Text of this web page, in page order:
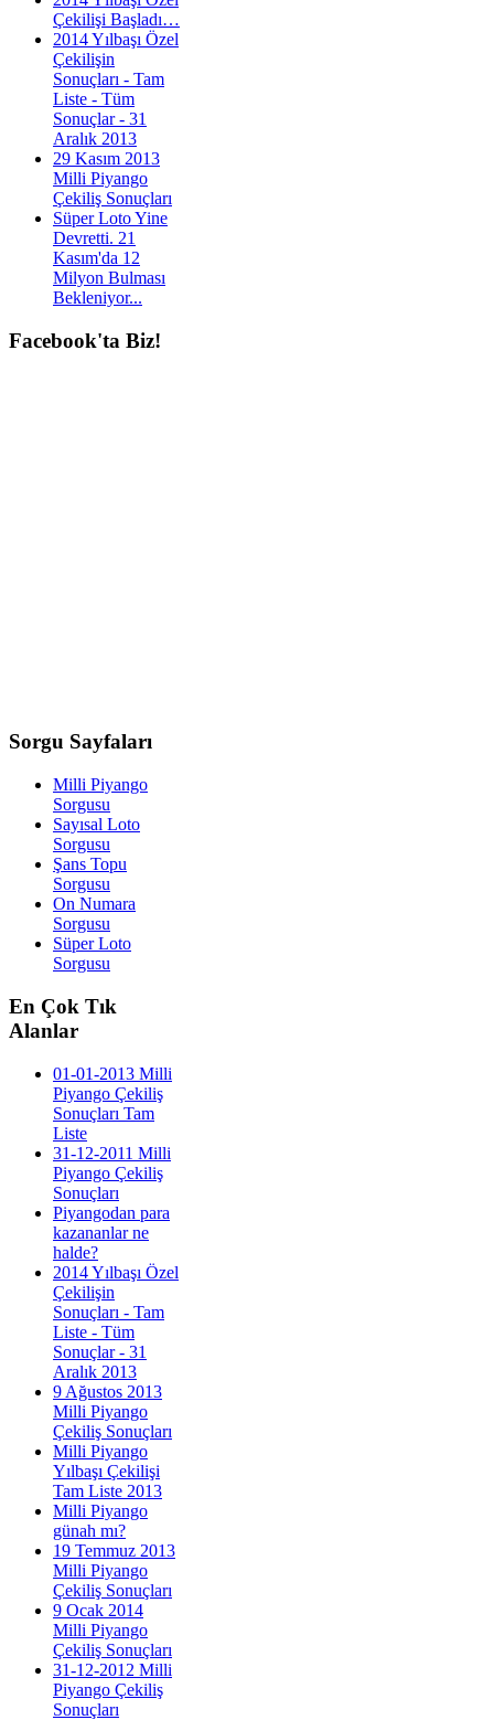
Çekilişi Başladı…
2014 Yılbaşı Özel
Çekilişin
Sonuçları - Tam
Liste - Tüm
Sonuçlar - 31
Aralık 2013
29 Kasım 2013
Milli Piyango
Çekiliş Sonuçları
Süper Loto Yine
Devretti. 21
Kasım'da 12
Milyon Bulması
Bekleniyor...
Facebook'ta Biz!
Sorgu Sayfaları
Milli Piyango
Sorgusu
Sayısal Loto
Sorgusu
Şans Topu
Sorgusu
On Numara
Sorgusu
Süper Loto
Sorgusu
En Çok Tık
Alanlar
01-01-2013 Milli
Piyango Çekiliş
Sonuçları Tam
Liste
31-12-2011 Milli
Piyango Çekiliş
Sonuçları
Piyangodan para
kazananlar ne
halde?
2014 Yılbaşı Özel
Çekilişin
Sonuçları - Tam
Liste - Tüm
Sonuçlar - 31
Aralık 2013
9 Ağustos 2013
Milli Piyango
Çekiliş Sonuçları
Milli Piyango
Yılbaşı Çekilişi
Tam Liste 2013
Milli Piyango
günah mı?
19 Temmuz 2013
Milli Piyango
Çekiliş Sonuçları
9 Ocak 2014
Milli Piyango
Çekiliş Sonuçları
31-12-2012 Milli
Piyango Çekiliş
Sonuçları